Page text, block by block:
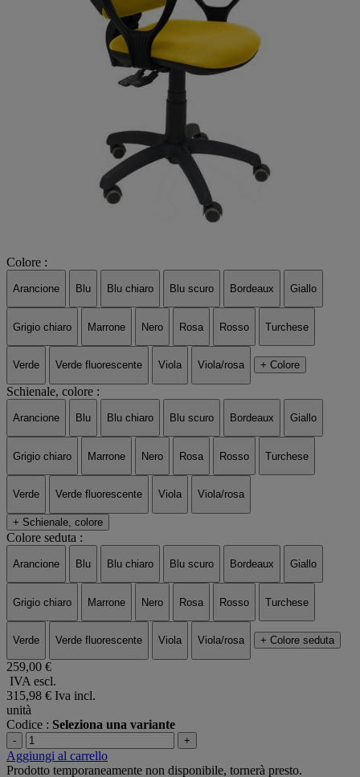
Colore :
Arancione Blu Blu chiaro Blu scuro Bordeaux Giallo
Grigio chiaro Marrone Nero Rosa Rosso Turchese
Verde Verde fluorescente Viola Viola/rosa + Colore
Schienale, colore :
Arancione Blu Blu chiaro Blu scuro Bordeaux Giallo
Grigio chiaro Marrone Nero Rosa Rosso Turchese
Verde Verde fluorescente Viola Viola/rosa
+ Schienale, colore
Colore seduta :
Arancione Blu Blu chiaro Blu scuro Bordeaux Giallo
Grigio chiaro Marrone Nero Rosa Rosso Turchese
Verde Verde fluorescente Viola Viola/rosa + Colore seduta
259,00 €
IVA escl.
315,98 € Iva incl.
unità
Codice : Seleziona una variante
- +
Aggiungi al carrello
Prodotto temporaneamente non disponibile, tornerà presto.